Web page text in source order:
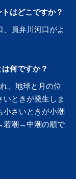
はどこですか？
員弁川河口がよ
何ですか？
、地球と月の位
ときが発生しま
小さいときが小潮
潮→中潮の順で